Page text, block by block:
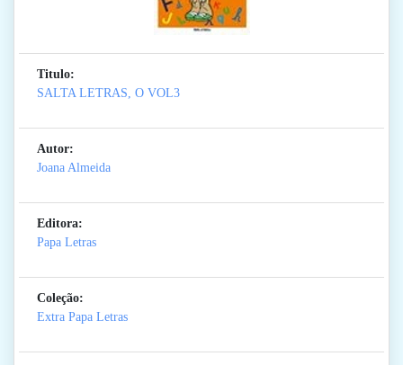
Titulo:
SALTA LETRAS, O VOL3
Autor:
Joana Almeida
Editora:
Papa Letras
Coleção:
Extra Papa Letras